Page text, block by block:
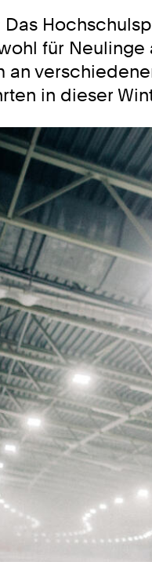
für
an
in dieser